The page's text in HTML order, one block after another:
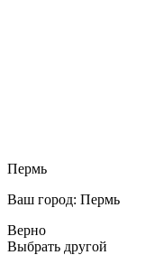
Пермь
Ваш город: Пермь
Верно
Выбрать другой